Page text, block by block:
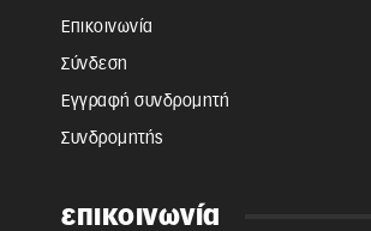
Επικοινωνία
Σύνδεση
Εγγραφή συνδρομητή
Συνδρομητής
επικοινωνία